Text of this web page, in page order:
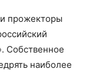
прожекторы
Собственное
наиболее